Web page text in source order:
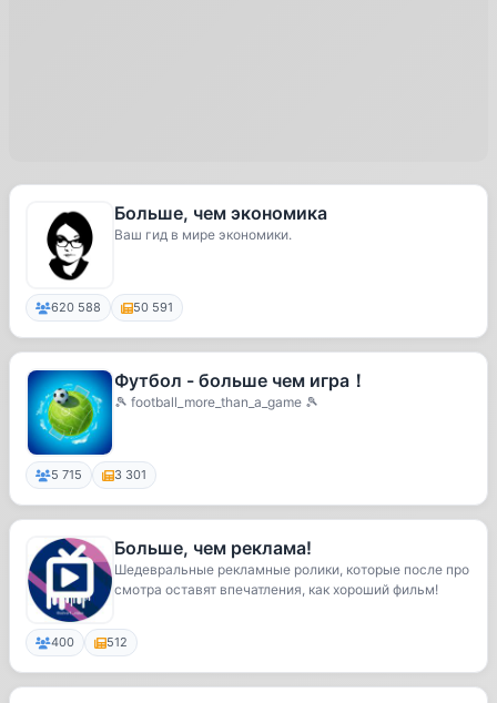
Больше, чем экономика
Ваш гид в мире экономики.
620 588 50 591
Футбол - больше чем игра！
🎾 football_more_than_a_game 🎾
5 715 3 301
Больше, чем реклама!
Шедевральные рекламные ролики, которые после про
смотра оставят впечатления, как хороший фильм!
400 512